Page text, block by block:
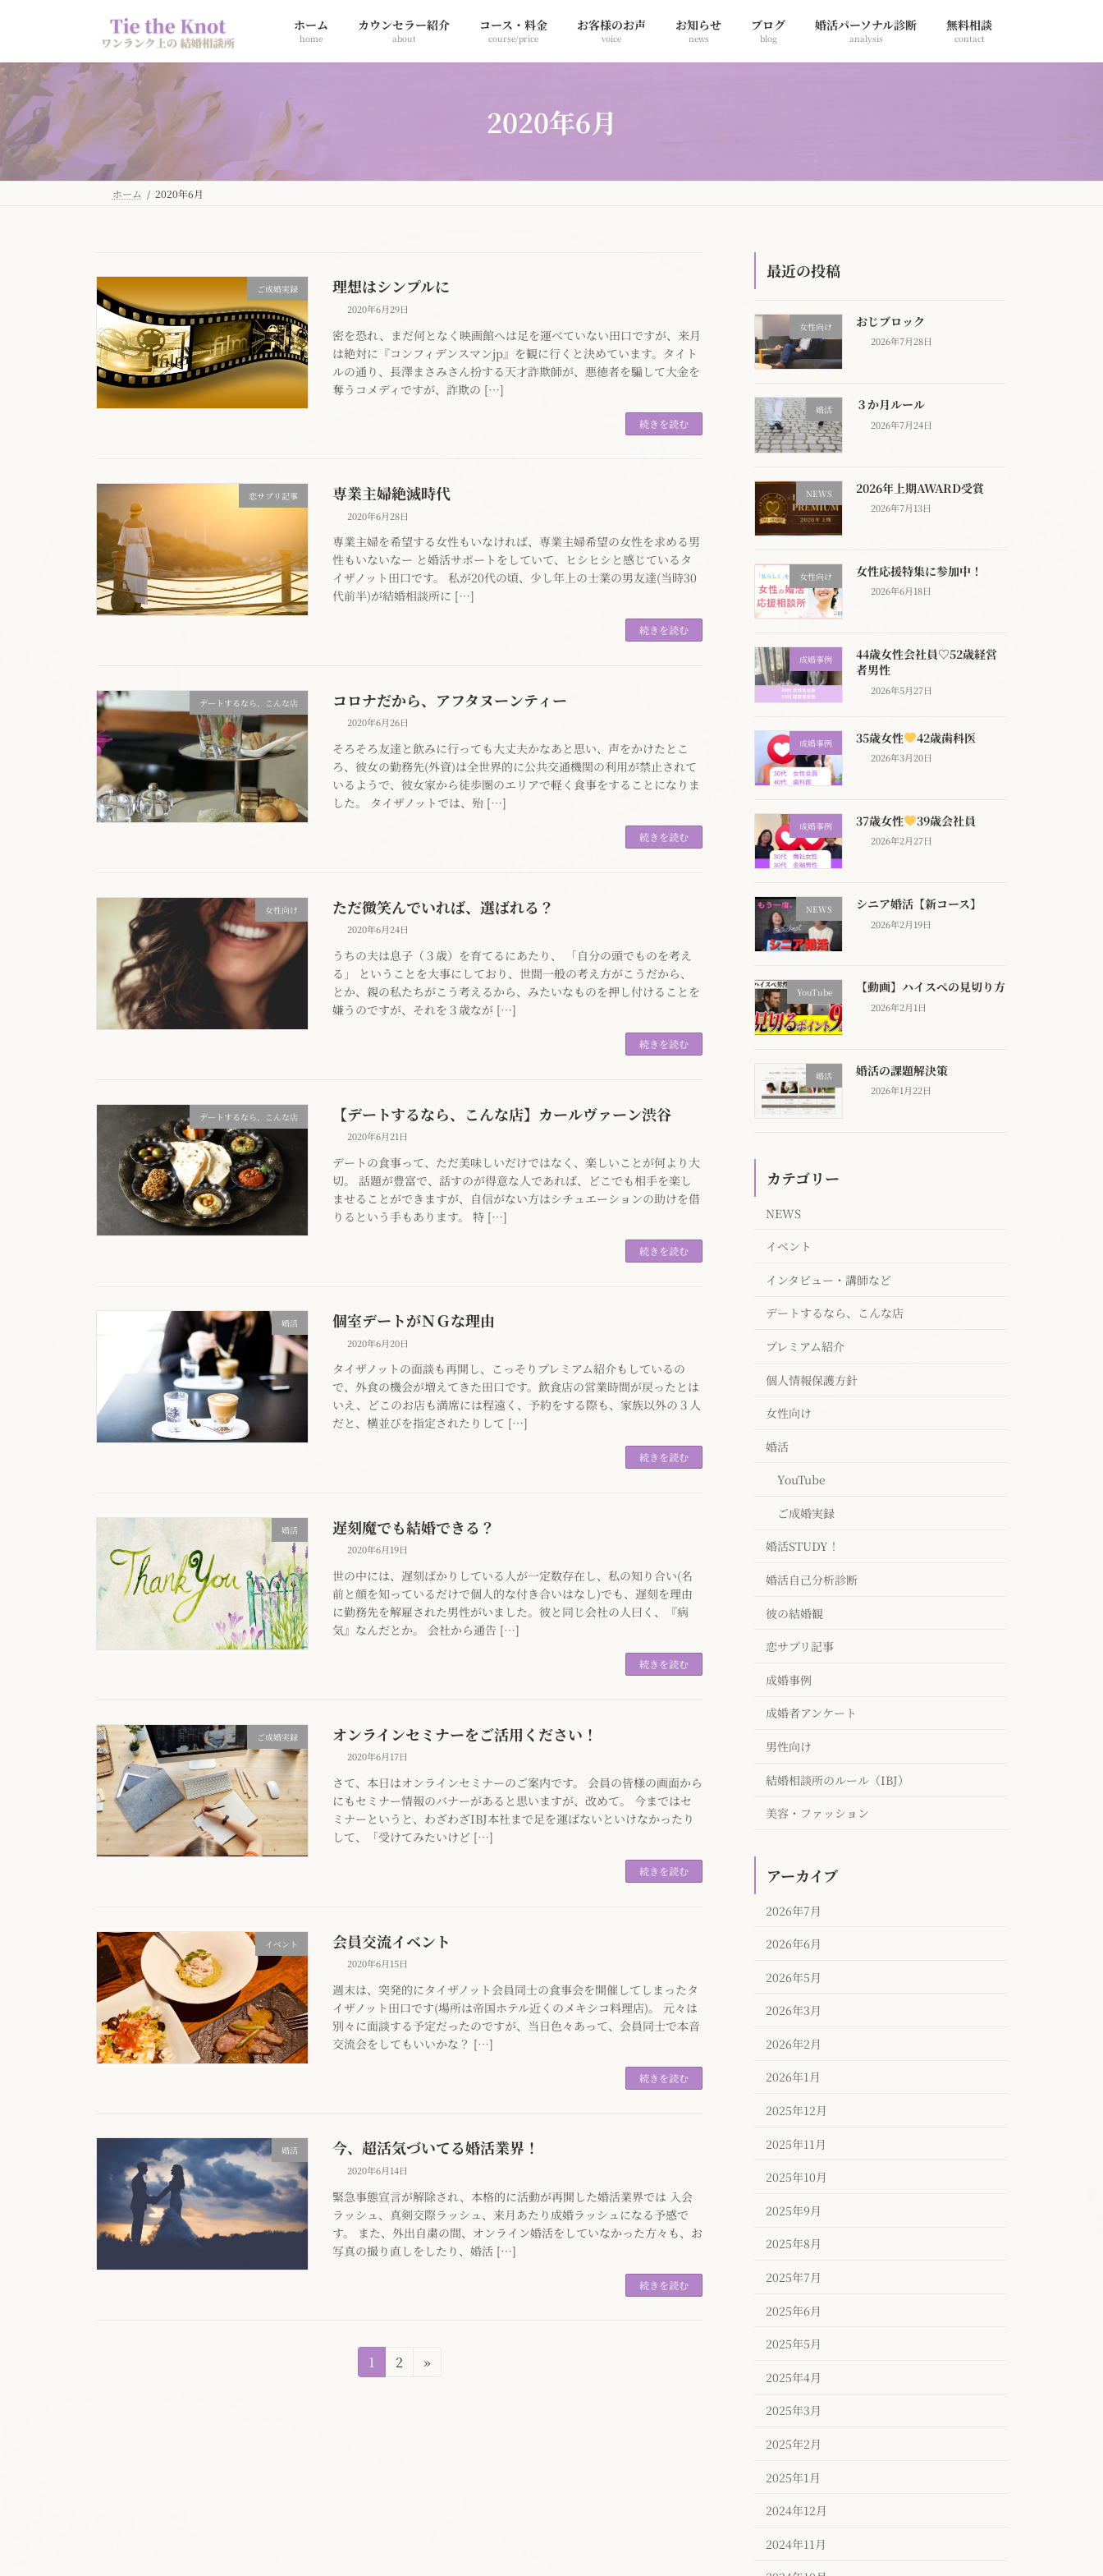
ン
ツ
へ
ス
キ
プ
ー
シ
ョ
ン
に
動
ホーム
home
カウンセラー紹介
about
コース・料金
course/price
お客様のお声
voice
お知らせ
news
ブログ
blog
婚活パーソナル診断
analysis
無料相談
contact
2020年6月
ホーム 2020年6月
ご成婚実録 理想はシンプルに
2020年6月29日
密を恐れ、まだ何となく映画館へは足を運べていない田口ですが、来月
は絶対に『コンフィデンスマンjp』を観に行くと決めています。タイト
ルの通り、長澤まさみさん扮する天才詐欺師が、悪徳者を騙して大金を
奪うコメディですが、詐欺の […]
続きを読む
恋サプリ記事 専業主婦絶滅時代
2020年6月28日
専業主婦を希望する女性もいなければ、専業主婦希望の女性を求める男
性もいないなー と婚活サポートをしていて、ヒシヒシと感じているタ
イザノット田口です。 私が20代の頃、少し年上の士業の男友達(当時30
代前半)が結婚相談所に […]
続きを読む
デートするなら、こんな店 コロナだから、アフタヌーンティー
2020年6月26日
そろそろ友達と飲みに行っても大丈夫かなあと思い、声をかけたとこ
ろ、彼女の勤務先(外資)は全世界的に公共交通機関の利用が禁止されて
いるようで、彼女家から徒歩圏のエリアで軽く食事をすることになりま
した。 タイザノットでは、殆 […]
続きを読む
女性向け ただ微笑んでいれば、選ばれる？
2020年6月24日
うちの夫は息子（３歳）を育てるにあたり、 「自分の頭でものを考え
る」 ということを大事にしており、世間一般の考え方がこうだから、
とか、親の私たちがこう考えるから、みたいなものを押し付けることを
嫌うのですが、それを３歳なが […]
続きを読む
デートするなら、こんな店 【デートするなら、こんな店】カールヴァーン渋谷
2020年6月21日
デートの食事って、ただ美味しいだけではなく、楽しいことが何より大
切。 話題が豊富で、話すのが得意な人であれば、どこでも相手を楽し
ませることができますが、自信がない方はシチュエーションの助けを借
りるという手もあります。 特 […]
続きを読む
婚活 個室デートがＮＧな理由
2020年6月20日
タイザノットの面談も再開し、こっそりプレミアム紹介もしているの
で、外食の機会が増えてきた田口です。飲食店の営業時間が戻ったとは
いえ、どこのお店も満席には程遠く、予約をする際も、家族以外の３人
だと、横並びを指定されたりして […]
続きを読む
婚活 遅刻魔でも結婚できる？
2020年6月19日
世の中には、遅刻ばかりしている人が一定数存在し、私の知り合い(名
前と顔を知っているだけで個人的な付き合いはなし)でも、遅刻を理由
に勤務先を解雇された男性がいました。彼と同じ会社の人曰く、『病
気』なんだとか。 会社から通告 […]
続きを読む
ご成婚実録 オンラインセミナーをご活用ください！
2020年6月17日
さて、本日はオンラインセミナーのご案内です。 会員の皆様の画面から
にもセミナー情報のバナーがあると思いますが、改めて。 今まではセ
ミナーというと、わざわざIBJ本社まで足を運ばないといけなかったり
して、「受けてみたいけど […]
続きを読む
イベント 会員交流イベント
2020年6月15日
週末は、突発的にタイザノット会員同士の食事会を開催してしまったタ
イザノット田口です(場所は帝国ホテル近くのメキシコ料理店)。 元々は
別々に面談する予定だったのですが、当日色々あって、会員同士で本音
交流会をしてもいいかな？ […]
続きを読む
婚活 今、超活気づいてる婚活業界！
2020年6月14日
緊急事態宣言が解除され、本格的に活動が再開した婚活業界では 入会
ラッシュ、真剣交際ラッシュ、来月あたり成婚ラッシュになる予感で
す。 また、外出自粛の間、オンライン婚活をしていなかった方々も、お
写真の撮り直しをしたり、婚活 […]
続きを読む
固
定
1
固
2 »
最近の投稿
女性向け おじブロック
2026年7月28日
婚活 ３か月ルール
2026年7月24日
NEWS 2026年上期AWARD受賞
2026年7月13日
女性向け 女性応援特集に参加中！
2026年6月18日
成婚事例
44歳女性会社員♡52歳経営
者男性
2026年5月27日
成婚事例 35歳女性 42歳歯科医
2026年3月20日
成婚事例 37歳女性 39歳会社員
2026年2月27日
NEWS シニア婚活【新コース】
2026年2月19日
YouTube 【動画】ハイスぺの見切り方
2026年2月1日
婚活 婚活の課題解決策
2026年1月22日
カテゴリー
NEWS
イベント
インタビュー・講師など
デートするなら、こんな店
プレミアム紹介
個人情報保護方針
女性向け
婚活
YouTube
ご成婚実録
婚活STUDY！
婚活自己分析診断
彼の結婚観
恋サプリ記事
成婚事例
成婚者アンケート
男性向け
結婚相談所のルール（IBJ）
美容・ファッション
アーカイブ
2026年7月
2026年6月
2026年5月
2026年3月
2026年2月
2026年1月
2025年12月
2025年11月
2025年10月
2025年9月
2025年8月
2025年7月
2025年6月
2025年5月
2025年4月
2025年3月
2025年2月
2025年1月
2024年12月
2024年11月